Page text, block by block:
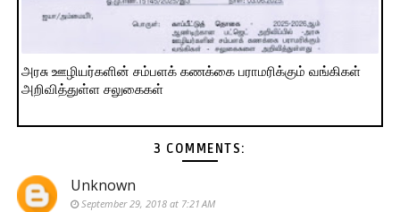
அரசு ஊழியர்களின் சம்பளக் கணக்கை பராமரிக்கும் வங்கிகள்
அறிவித்துள்ள சலுகைகள்
3 COMMENTS:
Unknown
September 29, 2018 at 7:21 AM